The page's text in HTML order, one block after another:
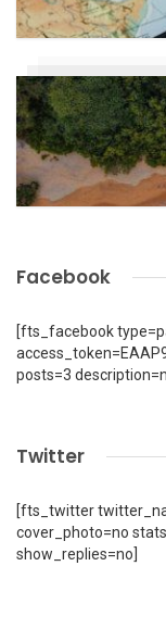
Facebook
[fts_facebook
posts=3
Twitter
[fts_twitter
cover_photo=no
show_replies=no]